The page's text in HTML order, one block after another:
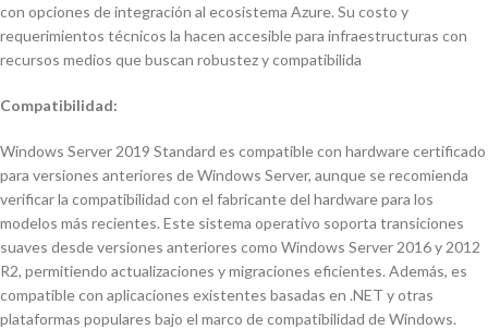
con opciones de integración al ecosistema Azure. Su costo y
requerimientos técnicos la hacen accesible para infraestructuras con
recursos medios que buscan robustez y compatibilida
Compatibilidad:
Windows Server 2019 Standard es compatible con hardware certificado
para versiones anteriores de Windows Server, aunque se recomienda
verificar la compatibilidad con el fabricante del hardware para los
modelos más recientes. Este sistema operativo soporta transiciones
suaves desde versiones anteriores como Windows Server 2016 y 2012
R2, permitiendo actualizaciones y migraciones eficientes. Además, es
compatible con aplicaciones existentes basadas en .NET y otras
plataformas populares bajo el marco de compatibilidad de Windows.